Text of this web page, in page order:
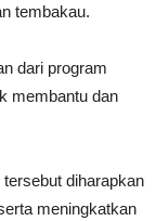
tembakau.
dari program
membantu dan
diharapkan
meningkatkan